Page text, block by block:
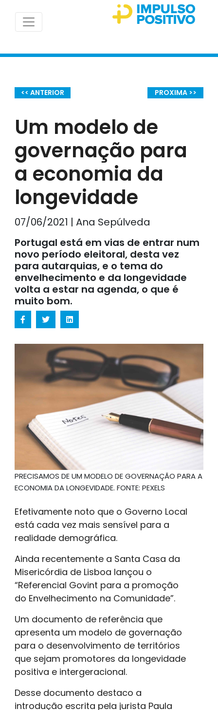
<< ANTERIOR PROXIMA >>
Um modelo de
governação para
a economia da
longevidade
07/06/2021 | Ana Sepúlveda
Portugal está em vias de entrar num
novo período eleitoral, desta vez
para autarquias, e o tema do
envelhecimento e da longevidade
volta a estar na agenda, o que é
muito bom.
PRECISAMOS DE UM MODELO DE GOVERNAÇÃO PARA A
ECONOMIA DA LONGEVIDADE. FONTE: PEXELS
Efetivamente noto que o Governo Local
está cada vez mais sensível para a
realidade demográfica.
Ainda recentemente a Santa Casa da
Misericórdia de Lisboa lançou o
“Referencial Govint para a promoção
do Envelhecimento na Comunidade”.
Um documento de referência que
apresenta um modelo de governação
para o desenvolvimento de territórios
que sejam promotores da longevidade
positiva e intergeracional.
Desse documento destaco a
introdução escrita pela jurista Paula